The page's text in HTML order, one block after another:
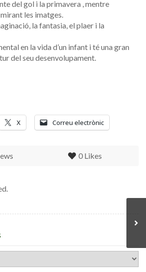
del gol i la primavera , mentre
les imatges.
la fantasia, el plaer i la
en la vida d’un infant i té una gran
del seu desenvolupament.
X Correu electrònic
0 Likes